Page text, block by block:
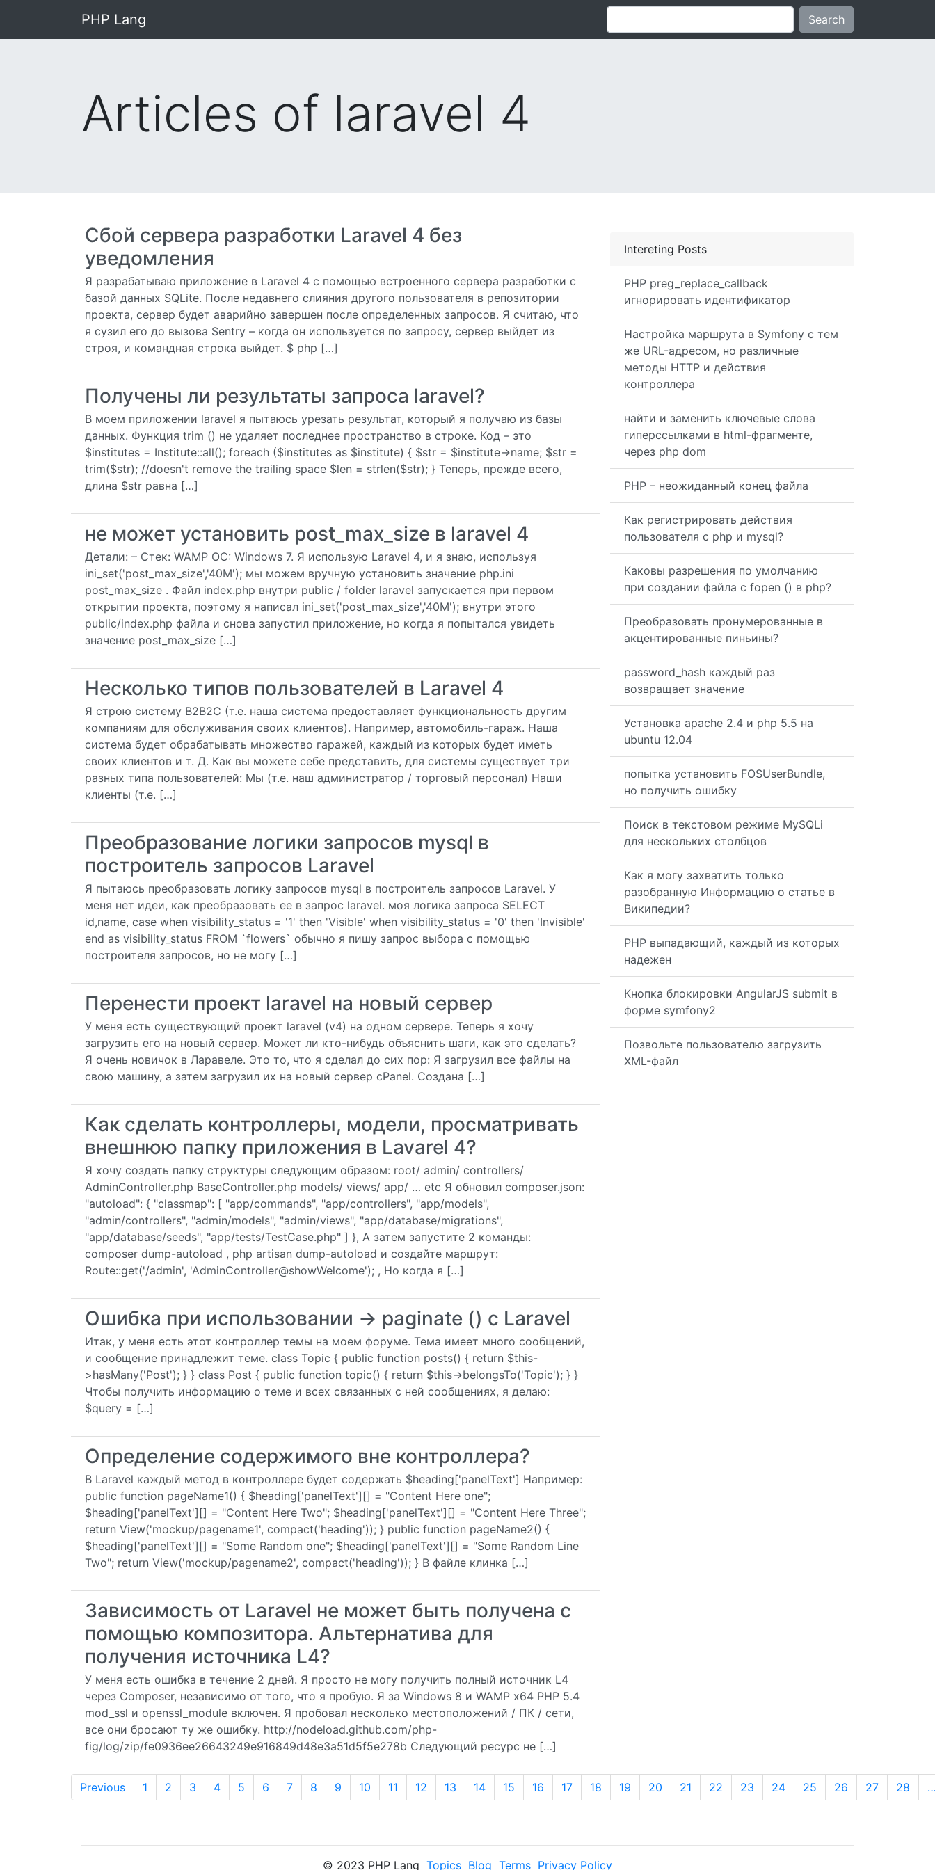
PHP Lang Search
Articles of laravel 4
Сбой сервера разработки Laravel 4 без
уведомления
Я разрабатываю приложение в Laravel 4 с помощью встроенного сервера разработки с
базой данных SQLite. После недавнего слияния другого пользователя в репозитории
проекта, сервер будет аварийно завершен после определенных запросов. Я считаю, что
я сузил его до вызова Sentry – когда он используется по запросу, сервер выйдет из
строя, и командная строка выйдет. $ php […]
Получены ли результаты запроса laravel?
В моем приложении laravel я пытаюсь урезать результат, который я получаю из базы
данных. Функция trim () не удаляет последнее пространство в строке. Код – это
$institutes = Institute::all(); foreach ($institutes as $institute) { $str = $institute->name; $str =
trim($str); //doesn't remove the trailing space $len = strlen($str); } Теперь, прежде всего,
длина $str равна […]
не может установить post_max_size в laravel 4
Детали: – Стек: WAMP ОС: Windows 7. Я использую Laravel 4, и я знаю, используя
ini_set('post_max_size','40M'); мы можем вручную установить значение php.ini
post_max_size . Файл index.php внутри public / folder laravel запускается при первом
открытии проекта, поэтому я написал ini_set('post_max_size','40M'); внутри этого
public/index.php файла и снова запустил приложение, но когда я попытался увидеть
значение post_max_size […]
Несколько типов пользователей в Laravel 4
Я строю систему B2B2C (т.е. наша система предоставляет функциональность другим
компаниям для обслуживания своих клиентов). Например, автомобиль-гараж. Наша
система будет обрабатывать множество гаражей, каждый из которых будет иметь
своих клиентов и т. Д. Как вы можете себе представить, для системы существует три
разных типа пользователей: Мы (т.е. наш администратор / торговый персонал) Наши
клиенты (т.е. […]
Преобразование логики запросов mysql в
построитель запросов Laravel
Я пытаюсь преобразовать логику запросов mysql в построитель запросов Laravel. У
меня нет идеи, как преобразовать ее в запрос laravel. моя логика запроса SELECT
id,name, case when visibility_status = '1' then 'Visible' when visibility_status = '0' then 'Invisible'
end as visibility_status FROM `flowers` обычно я пишу запрос выбора с помощью
построителя запросов, но не могу […]
Перенести проект laravel на новый сервер
У меня есть существующий проект laravel (v4) на одном сервере. Теперь я хочу
загрузить его на новый сервер. Может ли кто-нибудь объяснить шаги, как это сделать?
Я очень новичок в Ларавеле. Это то, что я сделал до сих пор: Я загрузил все файлы на
свою машину, а затем загрузил их на новый сервер cPanel. Создана […]
Как сделать контроллеры, модели, просматривать
внешнюю папку приложения в Lavarel 4?
Я хочу создать папку структуры следующим образом: root/ admin/ controllers/
AdminController.php BaseController.php models/ views/ app/ … etc Я обновил composer.json:
"autoload": { "classmap": [ "app/commands", "app/controllers", "app/models",
"admin/controllers", "admin/models", "admin/views", "app/database/migrations",
"app/database/seeds", "app/tests/TestCase.php" ] }, А затем запустите 2 команды:
composer dump-autoload , php artisan dump-autoload и создайте маршрут:
Route::get('/admin', 'AdminController@showWelcome'); , Но когда я […]
Ошибка при использовании -> paginate () с Laravel
Итак, у меня есть этот контроллер темы на моем форуме. Тема имеет много сообщений,
и сообщение принадлежит теме. class Topic { public function posts() { return $this-
>hasMany('Post'); } } class Post { public function topic() { return $this->belongsTo('Topic'); } }
Чтобы получить информацию о теме и всех связанных с ней сообщениях, я делаю:
$query = […]
Определение содержимого вне контроллера?
В Laravel каждый метод в контроллере будет содержать $heading['panelText'] Например:
public function pageName1() { $heading['panelText'][] = "Content Here one";
$heading['panelText'][] = "Content Here Two"; $heading['panelText'][] = "Content Here Three";
return View('mockup/pagename1', compact('heading')); } public function pageName2() {
$heading['panelText'][] = "Some Random one"; $heading['panelText'][] = "Some Random Line
Two"; return View('mockup/pagename2', compact('heading')); } В файле клинка […]
Зависимость от Laravel не может быть получена с
помощью композитора. Альтернатива для
получения источника L4?
У меня есть ошибка в течение 2 дней. Я просто не могу получить полный источник L4
через Composer, независимо от того, что я пробую. Я за Windows 8 и WAMP x64 PHP 5.4
mod_ssl и openssl_module включен. Я пробовал несколько местоположений / ПК / сети,
все они бросают ту же ошибку. http://nodeload.github.com/php-
fig/log/zip/fe0936ee26643249e916849d48e3a51d5f5e278b Следующий ресурс не […]
Previous 1 2 3 4 5 6 7 8 9 10 11 12 13 14 15 16 17 18 19 20 21 22 23 24 25 26 27 28
Intereting Posts
PHP preg_replace_callback
игнорировать идентификатор
Настройка маршрута в Symfony с тем
же URL-адресом, но различные
методы HTTP и действия
контроллера
найти и заменить ключевые слова
гиперссылками в html-фрагменте,
через php dom
PHP – неожиданный конец файла
Как регистрировать действия
пользователя с php и mysql?
Каковы разрешения по умолчанию
при создании файла с fopen () в php?
Преобразовать пронумерованные в
акцентированные пиньины?
password_hash каждый раз
возвращает значение
Установка apache 2.4 и php 5.5 на
ubuntu 12.04
попытка установить FOSUserBundle,
но получить ошибку
Поиск в текстовом режиме MySQLi
для нескольких столбцов
Как я могу захватить только
разобранную Информацию о статье в
Википедии?
PHP выпадающий, каждый из которых
надежен
Кнопка блокировки AngularJS submit в
форме symfony2
Позвольте пользователю загрузить
XML-файл
© 2023 PHP Lang Topics Blog Terms Privacy Policy